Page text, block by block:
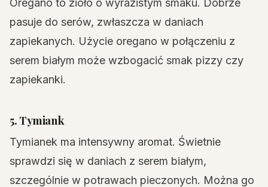
Oregano to zioło o wyrazistym smaku. Dobrze
pasuje do serów, zwłaszcza w daniach
zapiekanych. Użycie oregano w połączeniu z
serem białym może wzbogacić smak pizzy czy
zapiekanki.
5. Tymiank
Tymianek ma intensywny aromat. Świetnie
sprawdzi się w daniach z serem białym,
szczególnie w potrawach pieczonych. Można go